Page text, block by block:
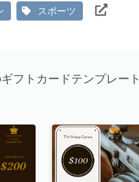
スポーツ
フトカードテンプレート